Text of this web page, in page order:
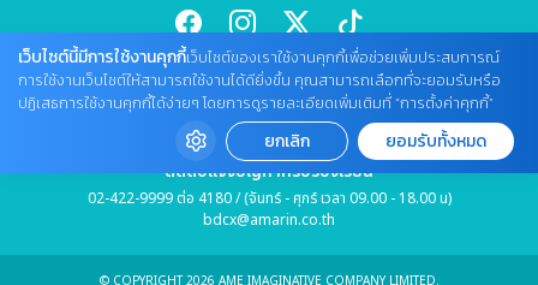
สนใจลงโฆษณากับเว็บไซต์
Tel : 085 661 4629 / (จันทร์ - ศุกร์ เวลา 09.00 - 18.00 น)
cheewajitmedia@gmail.com
ติดต่อแจ้งปัญหาหรือร้องเรียน
02-422-9999 ต่อ 4180 / (จันทร์ - ศุกร์ เวลา 09.00 - 18.00 น)
bdcx@amarin.co.th
เว็บไซต์นี้มีการใช้งานคุกกี้เว็บไซต์ของเราใช้งานคุกกี้เพื่อช่วยเพิ่มประสบการณ์
การใช้งานเว็บไซต์ให้สามารถใช้งานได้ดียิ่งขึ้น คุณสามารถเลือกที่จะยอมรับหรือ
ปฏิเสธการใช้งานคุกกี้ได้ง่ายๆ โดยการดูรายละเอียดเพิ่มเติมที่ “การตั้งค่าคุกกี้”
ยกเลิก ยอมรับทั้งหมด